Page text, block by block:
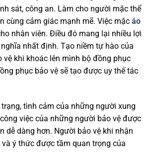
sát, công an. Làm cho người mặc thể
cùng cảm giác mạnh mẽ. Việc mặc áo
nhân viên. Điều đó mang lại nhiều lợi
nhất định. Tạo niềm tự hào của
vệ khi khoác lên mình bộ đồng phục
phục bảo vệ sẽ tạo được uy thế tác
tình cảm của những người xung
việc của những người bảo vệ được
dễ dàng hơn. Người bảo vệ khi nhận
ý thức được tầm quan trọng của